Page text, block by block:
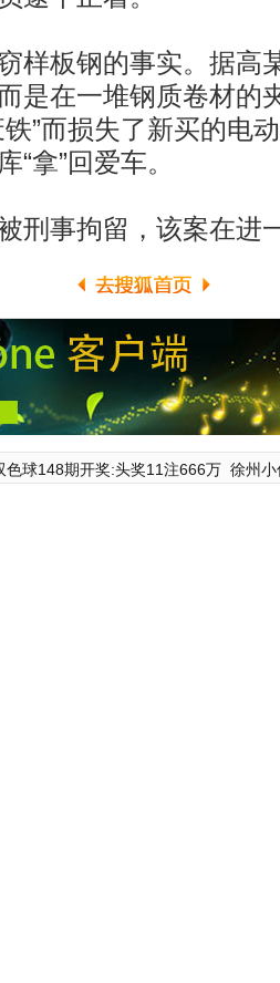
板钢的事实。据高
是在一堆钢质卷材的
”而损失了新买的电
拿”回爱车。
事拘留，该案在进
色球148期开奖:头奖11注666万 徐州